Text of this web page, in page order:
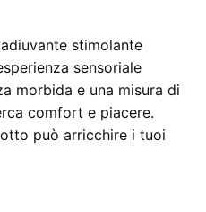
stimolante
sensoriale
morbida e una misura di
comfort e piacere.
può arricchire i tuoi